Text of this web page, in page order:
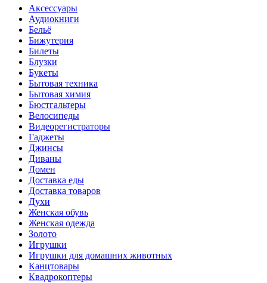
Аксессуары
Аудиокниги
Бельё
Бижутерия
Билеты
Блузки
Букеты
Бытовая техника
Бытовая химия
Бюстгальтеры
Велосипеды
Видеорегистраторы
Гаджеты
Джинсы
Диваны
Домен
Доставка еды
Доставка товаров
Духи
Женская обувь
Женская одежда
Золото
Игрушки
Игрушки для домашних животных
Канцтовары
Квадрокоптеры